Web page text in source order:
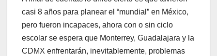
casi 8 años para planear el “mundial” en México,
pero fueron incapaces, ahora con o sin ciclo
escolar se espera que Monterrey, Guadalajara y la
CDMX enfrentarán, inevitablemente, problemas